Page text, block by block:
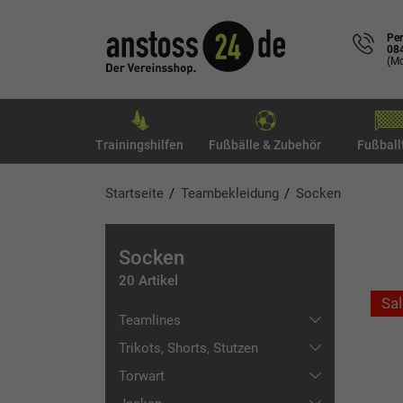
Trainingshilfen Fußbälle & Zubehör
Startseite Teambekleidung Socken
Socken
20 Artikel
Teamlines
JAKO
adidas
Trikots, Shorts, Stutzen
Trikots
Torwart